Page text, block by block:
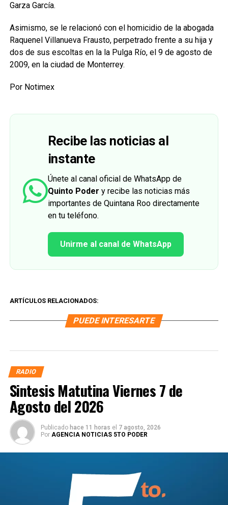
Garza García.
Asimismo, se le relacionó con el homicidio de la abogada
Raquenel Villanueva Frausto, perpetrado frente a su hija y
dos de sus escoltas en la la Pulga Río, el 9 de agosto de
2009, en la ciudad de Monterrey.
Por Notimex
Recibe las noticias al
instante
Únete al canal oficial de WhatsApp de
Quinto Poder y recibe las noticias más
importantes de Quintana Roo directamente
en tu teléfono.
Unirme al canal de WhatsApp
ARTÍCULOS RELACIONADOS:
PUEDE INTERESARTE
RADIO
Sintesis Matutina Viernes 7 de
Agosto del 2026
Publicado hace 11 horas el 7 agosto, 2026
Por AGENCIA NOTICIAS 5TO PODER